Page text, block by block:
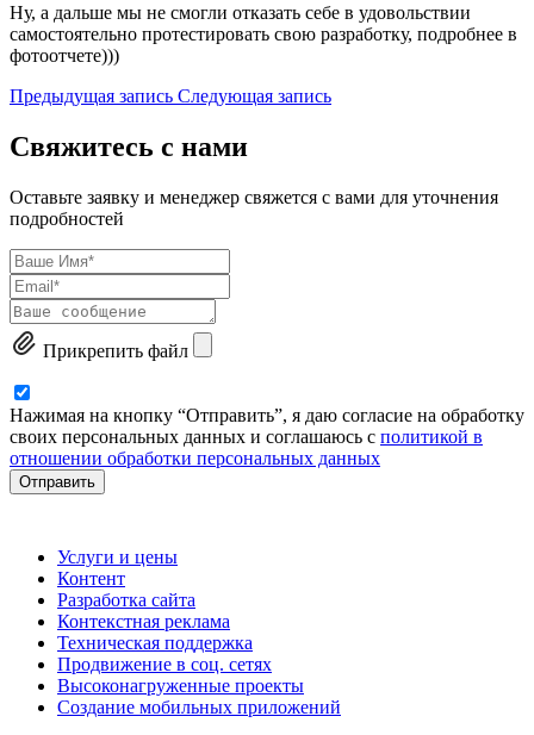
Ну, а дальше мы не смогли отказать себе в удовольствии
самостоятельно протестировать свою разработку, подробнее в
фотоотчете)))
Предыдущая запись Следующая запись
Свяжитесь с нами
Оставьте заявку и менеджер свяжется с вами для уточнения
подробностей
Прикрепить файл
Нажимая на кнопку “Отправить”, я даю согласие на обработку
своих персональных данных и соглашаюсь с политикой в
отношении обработки персональных данных
Отправить
Услуги и цены
Контент
Разработка сайта
Контекстная реклама
Техническая поддержка
Продвижение в соц. сетях
Высоконагруженные проекты
Создание мобильных приложений